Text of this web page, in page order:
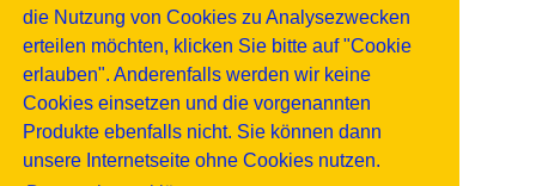
die Nutzung von Cookies zu Analysezwecken
erteilen möchten, klicken Sie bitte auf "Cookie
erlauben". Anderenfalls werden wir keine
Cookies einsetzen und die vorgenannten
Produkte ebenfalls nicht. Sie können dann
unsere Internetseite ohne Cookies nutzen.